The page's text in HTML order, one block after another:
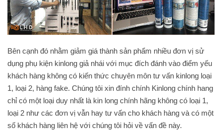
Bên cạnh đó nhằm giảm giá thành sản phẩm nhiều đơn vị sử
dụng phụ kiện kinlong giả nhái với mục đích đánh vào điểm yếu
khách hàng không có kiến thức chuyên môn tư vấn kinlong loại
1, loại 2, hàng fake. Chúng tôi xin đính chính Kinlong chính hang
chỉ có một loại duy nhất là kin long chính hãng không có loại 1,
loại 2 như các đơn vị vẫn hay tư vấn cho khách hàng và có một
số khách hàng liên hệ với chúng tôi hỏi về vấn đề này.